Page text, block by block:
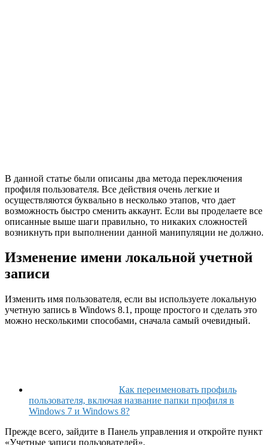
В данной статье были описаны два метода переключения
профиля пользователя. Все действия очень легкие и
осуществляются буквально в несколько этапов, что дает
возможность быстро сменить аккаунт. Если вы проделаете все
описанные выше шаги правильно, то никаких сложностей
возникнуть при выполнении данной манипуляции не должно.
Изменение имени локальной учетной
записи
Изменить имя пользователя, если вы используете локальную
учетную запись в Windows 8.1, проще простого и сделать это
можно несколькими способами, сначала самый очевидный.
Как переименовать профиль
пользователя, включая название папки профиля в
Windows 7 и Windows 8?
Прежде всего, зайдите в Панель управления и откройте пункт
«Учетные записи пользователей».